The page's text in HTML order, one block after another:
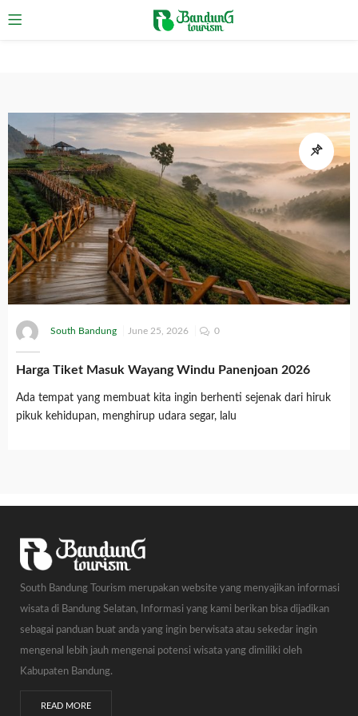
South Bandung June 25, 2026 0
Harga Tiket Masuk Wayang Windu Panenjoan 2026
Ada tempat yang membuat kita ingin berhenti sejenak dari hiruk
pikuk kehidupan, menghirup udara segar, lalu
South Bandung Tourism merupakan website yang menyajikan informasi
wisata di Bandung Selatan, Informasi yang kami berikan bisa dijadikan
sebagai panduan buat anda yang ingin berwisata atau sekedar ingin
mengenal lebih jauh mengenai potensi wisata yang dimiliki oleh
Kabupaten Bandung.
READ MORE